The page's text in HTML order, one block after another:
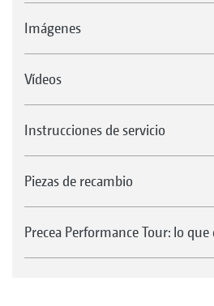
Imágenes
Vídeos
Instrucciones de servicio
Piezas de recambio
Precea Performance Tour: lo